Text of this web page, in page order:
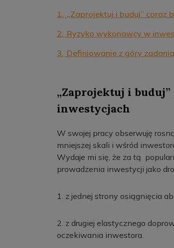
1. „Zaprojektuj i buduj” coraz
2. Ryzyko wykonawcy w
3. Definiowanie z góry
„Zaprojektuj i
inwestycjach
W swojej pracy obserwuję
mniejszej skali i wśród
Wydaje mi się, że za tą
prowadzenia inwestycji jako
1. z jednej strony osiągnięcia
2. z drugiej elastycznego
oczekiwania inwestora.